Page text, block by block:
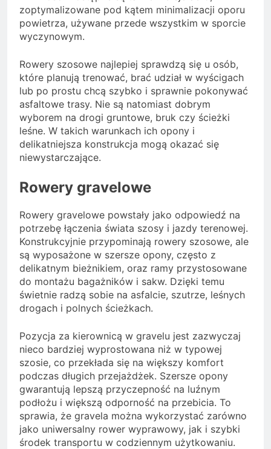
zoptymalizowane pod kątem minimalizacji oporu
powietrza, używane przede wszystkim w sporcie
wyczynowym.
Rowery szosowe najlepiej sprawdzą się u osób,
które planują trenować, brać udział w wyścigach
lub po prostu chcą szybko i sprawnie pokonywać
asfaltowe trasy. Nie są natomiast dobrym
wyborem na drogi gruntowe, bruk czy ścieżki
leśne. W takich warunkach ich opony i
delikatniejsza konstrukcja mogą okazać się
niewystarczające.
Rowery gravelowe
Rowery gravelowe powstały jako odpowiedź na
potrzebę łączenia świata szosy i jazdy terenowej.
Konstrukcyjnie przypominają rowery szosowe, ale
są wyposażone w szersze opony, często z
delikatnym bieżnikiem, oraz ramy przystosowane
do montażu bagażników i sakw. Dzięki temu
świetnie radzą sobie na asfalcie, szutrze, leśnych
drogach i polnych ścieżkach.
Pozycja za kierownicą w gravelu jest zazwyczaj
nieco bardziej wyprostowana niż w typowej
szosie, co przekłada się na większy komfort
podczas długich przejażdżek. Szersze opony
gwarantują lepszą przyczepność na luźnym
podłożu i większą odporność na przebicia. To
sprawia, że gravela można wykorzystać zarówno
jako uniwersalny rower wyprawowy, jak i szybki
środek transportu w codziennym użytkowaniu.